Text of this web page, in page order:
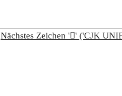
Nächstes Zeichen '𩫪' ('CJK